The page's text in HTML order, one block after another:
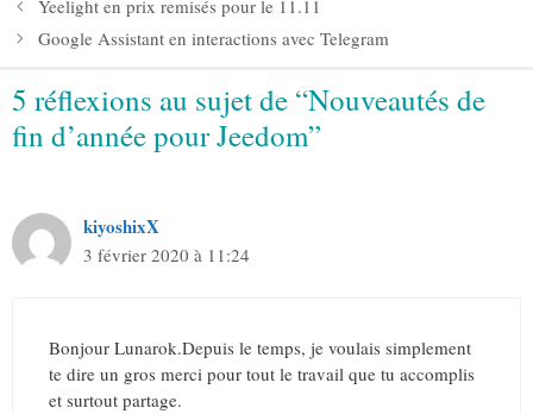
Yeelight en prix remisés pour le 11.11
Google Assistant en interactions avec Telegram
5 réflexions au sujet de “Nouveautés de
fin d’année pour Jeedom”
kiyoshixX
3 février 2020 à 11:24
Bonjour Lunarok.Depuis le temps, je voulais simplement
te dire un gros merci pour tout le travail que tu accomplis
et surtout partage.